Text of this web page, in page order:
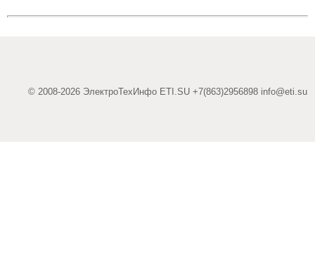
© 2008-2026 ЭлектроТехИнфо ETI.SU +7(863)2956898 info@eti.su